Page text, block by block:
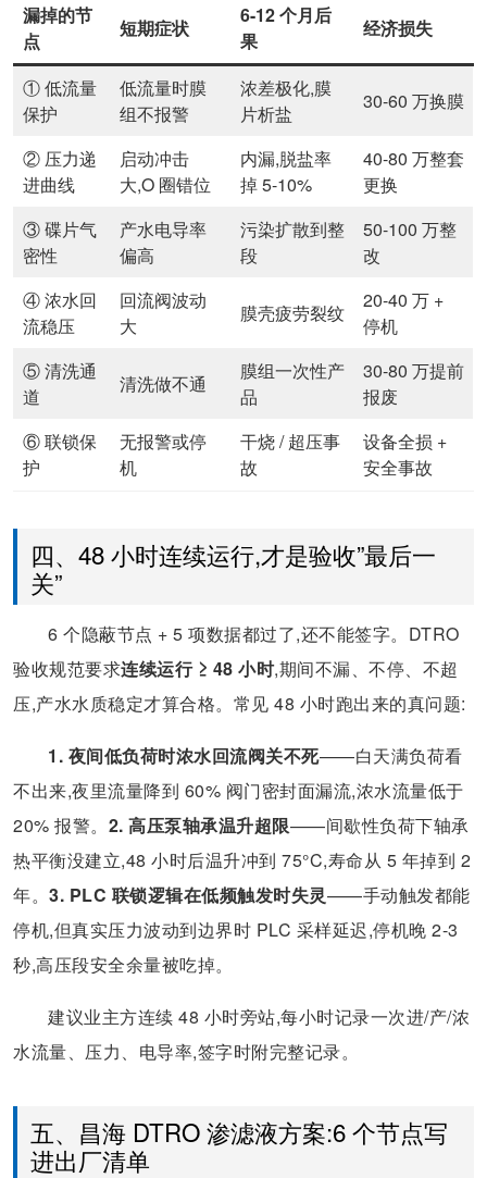
漏掉的节
点
短期症状
6-12 个月后
果
经济损失
① 低流量
保护
低流量时膜
组不报警
浓差极化,膜
片析盐
30-60 万换膜
② 压力递
进曲线
启动冲击
大,O 圈错位
内漏,脱盐率
掉 5-10%
40-80 万整套
更换
③ 碟片气
密性
产水电导率
偏高
污染扩散到整
段
50-100 万整
改
④ 浓水回
流稳压
回流阀波动
大
膜壳疲劳裂纹
20-40 万 +
停机
⑤ 清洗通
道
清洗做不通
膜组一次性产
品
30-80 万提前
报废
⑥ 联锁保
护
无报警或停
机
干烧 / 超压事
故
设备全损 +
安全事故
四、48 小时连续运行,才是验收”最后一
关”
6 个隐蔽节点 + 5 项数据都过了,还不能签字。DTRO
验收规范要求连续运行 ≥ 48 小时,期间不漏、不停、不超
压,产水水质稳定才算合格。常见 48 小时跑出来的真问题:
1. 夜间低负荷时浓水回流阀关不死——白天满负荷看
不出来,夜里流量降到 60% 阀门密封面漏流,浓水流量低于
20% 报警。 2. 高压泵轴承温升超限——间歇性负荷下轴承
热平衡没建立,48 小时后温升冲到 75°C,寿命从 5 年掉到 2
年。 3. PLC 联锁逻辑在低频触发时失灵——手动触发都能
停机,但真实压力波动到边界时 PLC 采样延迟,停机晚 2-3
秒,高压段安全余量被吃掉。
建议业主方连续 48 小时旁站,每小时记录一次进/产/浓
水流量、压力、电导率,签字时附完整记录。
五、昌海 DTRO 渗滤液方案:6 个节点写
进出厂清单